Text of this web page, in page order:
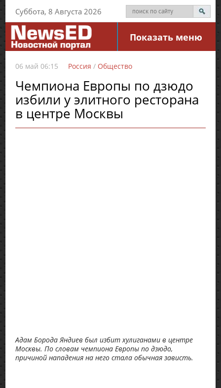
Суббота, 8 Августа 2026
Показать меню
06 май 06:15 Россия / Общество
Чемпиона Европы по дзюдо
избили у элитного ресторана
в центре Москвы
Адам Борода Яндиев был избит хулиганами в центре
Москвы. По словам чемпиона Европы по дзюдо,
причиной нападения на него стала обычная зависть.